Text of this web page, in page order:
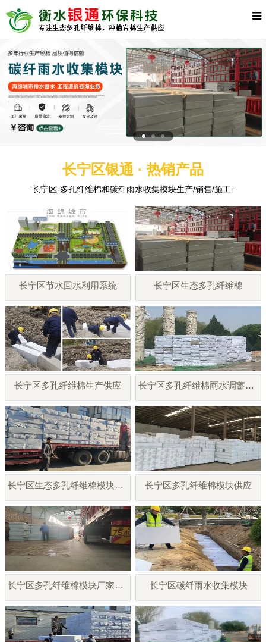
长宁区银通 · 热销产品
长宁区-多孔纤维棉和碳纤雨水收集模块生产/销售/施工-
长宁区节水回水利用系统 长宁区生态多孔纤维棉
长宁区多孔纤维棉生产供应 长宁区多孔纤维棉雨水调蓄模块
长宁区生态多孔纤维棉模块厂家 长宁区多孔纤维棉模块供应
长宁区多孔纤维棉模块厂家直销 长宁区碳纤雨水收集模块